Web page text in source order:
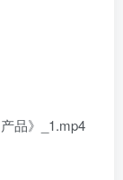
品》_1.mp4